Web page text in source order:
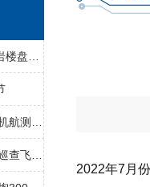
2022年7月